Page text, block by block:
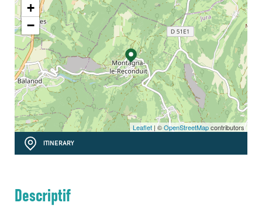
+
−
Leaflet | ©OpenStreetMapcontributors
ITINERARY
Descriptif